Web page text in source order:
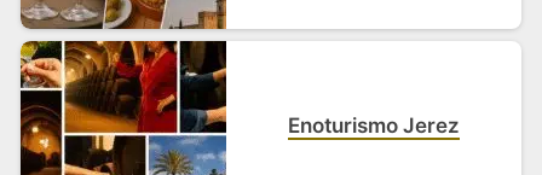
Enoturismo Jerez